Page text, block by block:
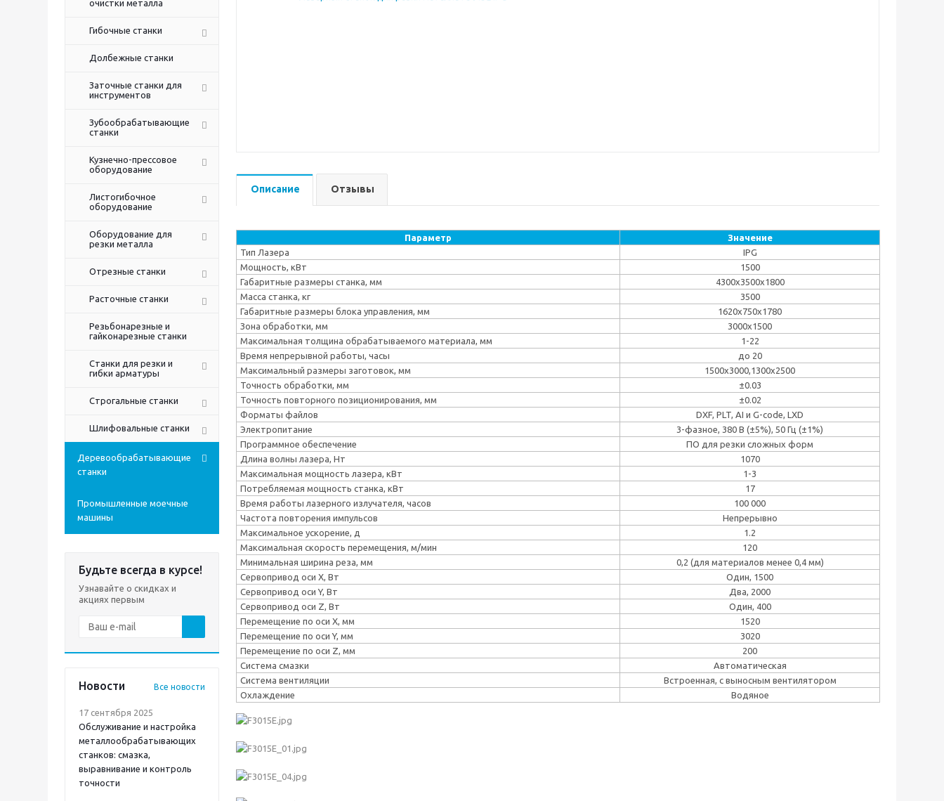
очистки металла
Гибочные станки
Долбежные станки
Заточные станки для
инструментов
Зубообрабатывающие
станки
Кузнечно-прессовое
оборудование
Листогибочное
оборудование
Оборудование для
резки металла
Отрезные станки
Расточные станки
Резьбонарезные и
гайконарезные станки
Станки для резки и
гибки арматуры
Строгальные станки
Шлифовальные станки
Деревообрабатывающие
станки
Промышленные моечные
машины
Будьте всегда в курсе!
Узнавайте о скидках и
акциях первым
Новости Все новости
17 сентября 2025
Обслуживание и настройка
металлообрабатывающих
станков: смазка,
выравнивание и контроль
точности
Описание Отзывы
Параметр
Значение
Тип Лазера
IPG
Мощность, кВт
1500
Габаритные размеры станка, мм
4300x3500x1800
Масса станка, кг
3500
Габаритные размеры блока управления, мм
1620x750x1780
Зона обработки, мм
3000x1500
Максимальная толщина обрабатываемого материала, мм
1-22
Время непрерывной работы, часы
до 20
Максимальный размеры заготовок, мм
1500x3000,1300x2500
Точность обработки, мм
±0.03
Точность повторного позиционирования, мм
±0.02
Форматы файлов
DXF, PLT, AI и G-code, LXD
Электропитание
3-фазное, 380 В (±5%), 50 Гц (±1%)
Программное обеспечение
ПО для резки сложных форм
Длина волны лазера, Нт
1070
Максимальная мощность лазера, кВт
1-3
Потребляемая мощность станка, кВт
17
Время работы лазерного излучателя, часов
100 000
Частота повторения импульсов
Непрерывно
Максимальное ускорение, д
1.2
Максимальная скорость перемещения, м/мин
120
Минимальная ширина реза, мм
0,2 (для материалов менее 0,4 мм)
Сервопривод оси X, Вт
Один, 1500
Сервопривод оси Y, Вт
Два, 2000
Сервопривод оси Z, Вт
Один, 400
Перемещение по оси X, мм
1520
Перемещение по оси Y, мм
3020
Перемещение по оси Z, мм
200
Система смазки
Автоматическая
Система вентиляции
Встроенная, с выносным вентилятором
Охлаждение
Водяное